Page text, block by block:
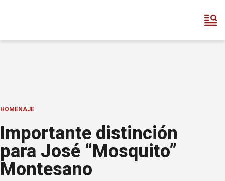
HOMENAJE
Importante distinción
para José “Mosquito”
Montesano